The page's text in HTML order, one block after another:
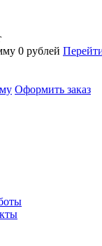
0 рублей
Оформить заказ